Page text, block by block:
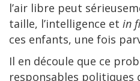
l’air libre peut
taille, l’intelligence et in
ces enfants, une fois
Il en découle que ce
responsables politiques